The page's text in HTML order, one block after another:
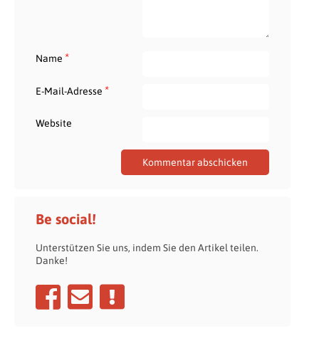
Name *
E-Mail-Adresse *
Website
Be social!
Unterstützen Sie uns, indem Sie den Artikel teilen.
Danke!